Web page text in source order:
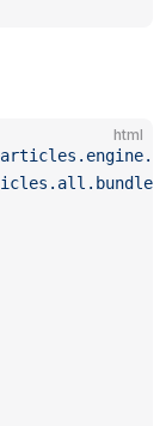
html